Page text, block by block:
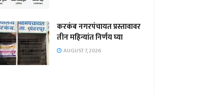
करकंब नगरपंचायत प्रस्तावावर
तीन महिन्यांत निर्णय घ्या
AUGUST 7, 2026